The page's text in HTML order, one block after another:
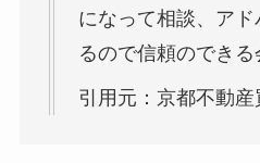
になって相談、アド
るので信頼のできる
引用元：京都不動